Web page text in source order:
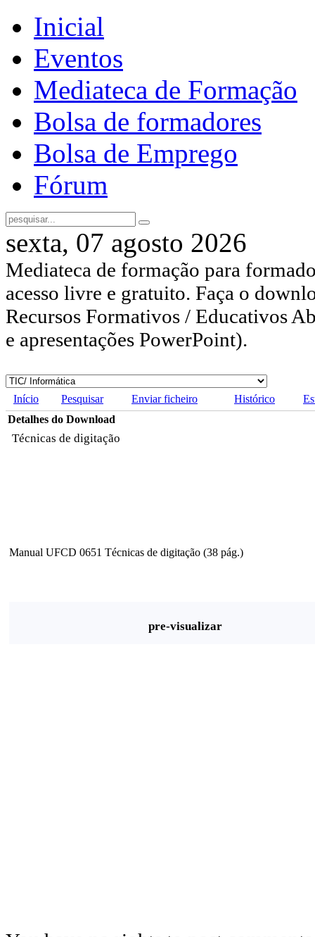
Inicial
Eventos
Mediateca de Formação
Bolsa de formadores
Bolsa de Emprego
Fórum
sexta, 07 agosto 2026
Mediateca de formação para
acesso livre e gratuito. Faça o
Recursos Formativos / Educativos
e apresentações PowerPoint).
Início Pesquisar Enviar ficheiro Histórico
Detalhes do Download
Técnicas de digitação
Manual UFCD 0651 Técnicas de digitação (38 pág.)
pre-visualizar